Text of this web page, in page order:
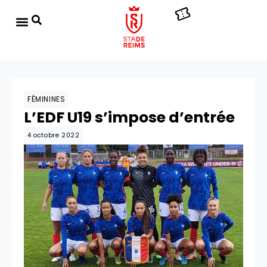
FÉMININES
L’EDF U19 s’impose d’entrée
4 octobre 2022